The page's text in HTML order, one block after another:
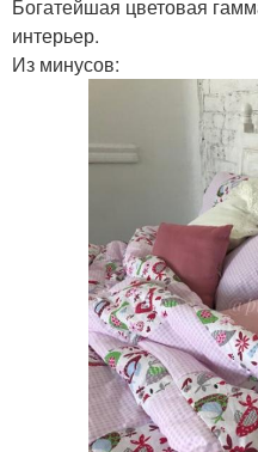
Богатейшая цветовая
интерьер.
Из минусов: